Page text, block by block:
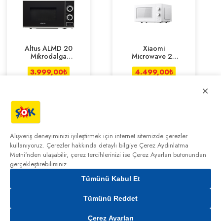
Altus ALMD 20
Mikrodalga
Fırın
3.999,00₺
Xiaomi
Microwave 20
Lt Mikrodalga
Fırın
4.499,00₺
×
Alışveriş deneyiminizi iyileştirmek için internet sitemizde çerezler
kullanıyoruz. Çerezler hakkında detaylı bilgiye Çerez Aydınlatma
Metni'nden ulaşabilir, çerez tercihlerinizi ise Çerez Ayarları butonundan
gerçekleştirebilirsiniz.
Tümünü Kabul Et
Tümünü Reddet
Çerez Ayarları